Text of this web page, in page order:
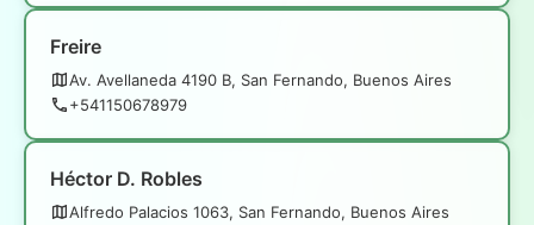
Freire
Av. Avellaneda 4190 B, San Fernando, Buenos Aires
+541150678979
Héctor D. Robles
Alfredo Palacios 1063, San Fernando, Buenos Aires